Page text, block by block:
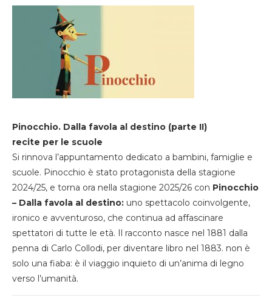
Pinocchio. Dalla favola al destino (parte II)
recite per le scuole
Si rinnova l’appuntamento dedicato a bambini, famiglie e
scuole. Pinocchio è stato protagonista della stagione
2024/25, e torna ora nella stagione 2025/26 con Pinocchio
– Dalla favola al destino: uno spettacolo coinvolgente,
ironico e avventuroso, che continua ad affascinare
spettatori di tutte le età. Il racconto nasce nel 1881 dalla
penna di Carlo Collodi, per diventare libro nel 1883. non è
solo una fiaba: è il viaggio inquieto di un’anima di legno
verso l’umanità.